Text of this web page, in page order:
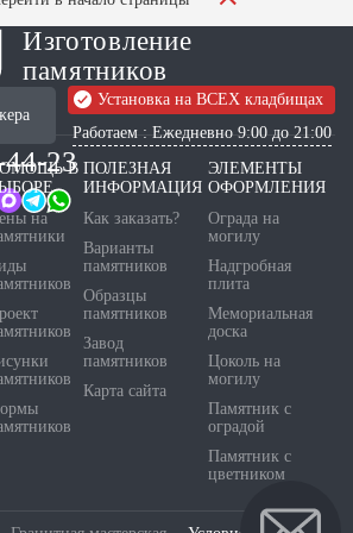
Изготовление
памятников
Установка на ВСЕХ кладбищах
Работаем : Ежедневно 9:00 до 21:00
23
В
на
ПОЛЕЗНАЯ
ИНФОРМАЦИЯ
Как заказать?
Варианты
памятников
Образцы
памятников
Завод
памятников
Карта сайта
ЭЛЕМЕНТЫ
ОФОРМЛЕНИЯ
Ограда на
могилу
Надгробная
плита
Мемориальная
доска
Цоколь на
могилу
Памятник с
оградой
Памятник с
цветником